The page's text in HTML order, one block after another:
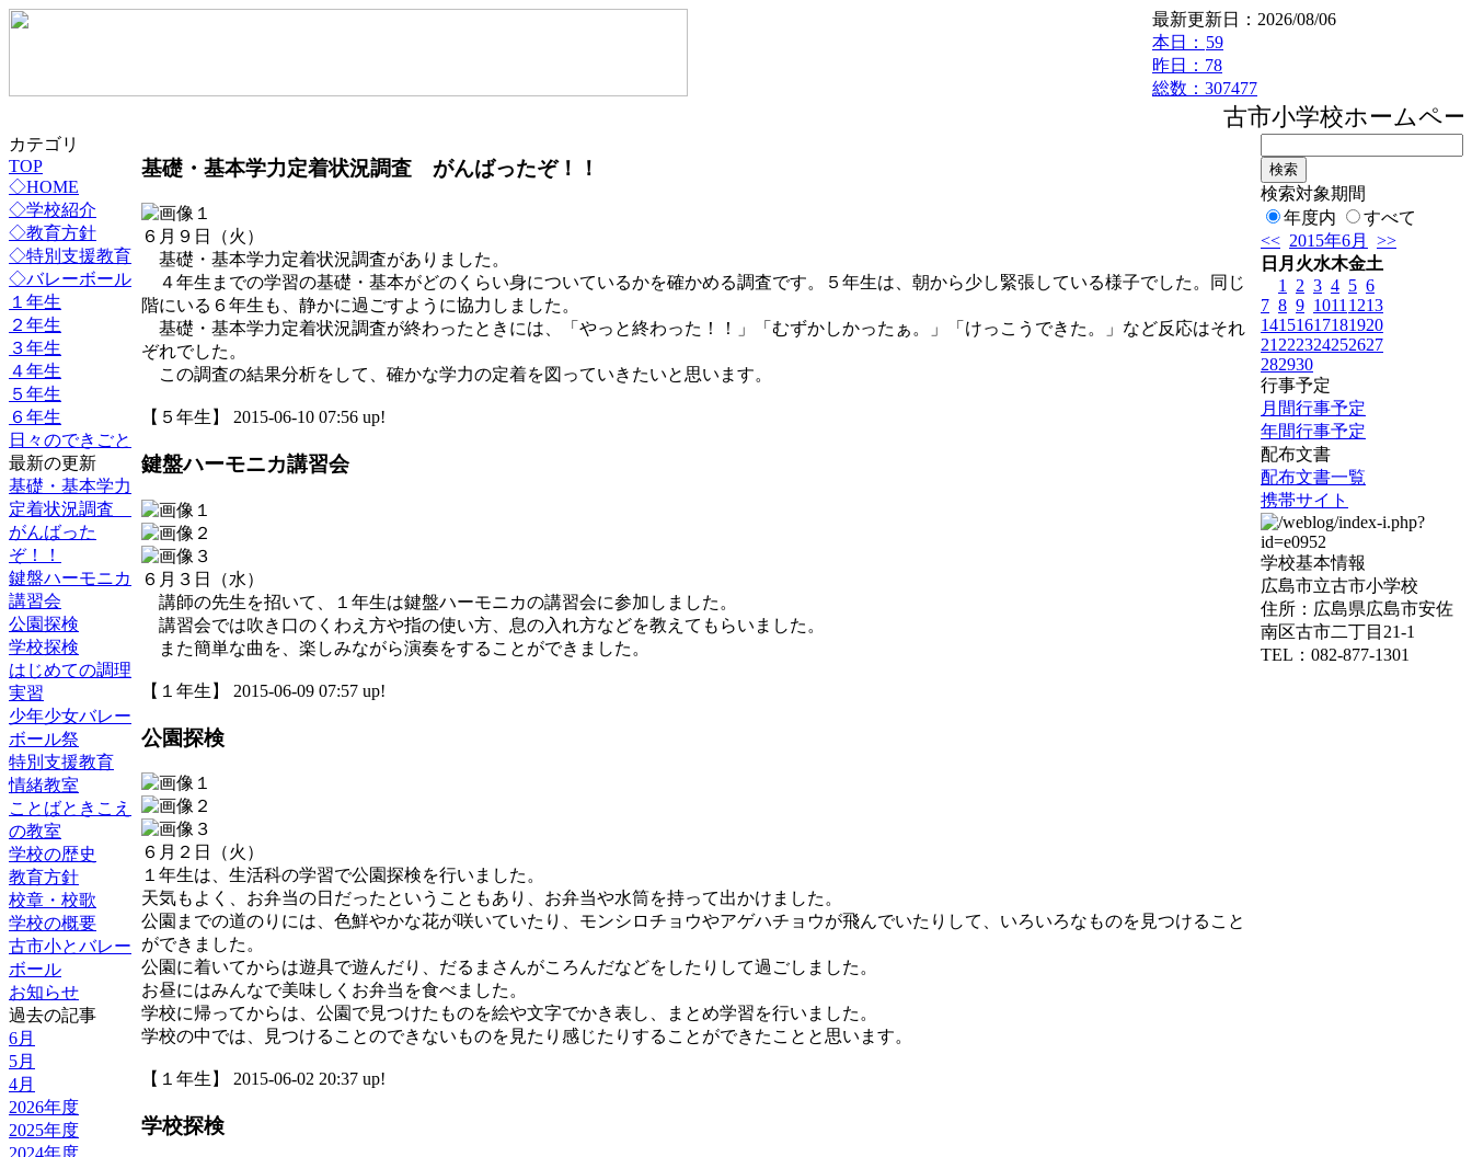
最新更新日：2026/08/06
本日： 59
昨日：78
総数：307477
古市小学校ホームペー
カテゴリ
TOP
◇HOME
◇学校紹介
◇教育方針
◇特別支援教育
◇バレーボール
１年生
２年生
３年生
４年生
５年生
６年生
日々のできごと
最新の更新
基礎・基本学力
定着状況調査
がんばった
ぞ！！
鍵盤ハーモニカ
講習会
公園探検
学校探検
はじめての調理
実習
少年少女バレー
ボール祭
特別支援教育
情緒教室
ことばときこえ
の教室
学校の歴史
教育方針
校章・校歌
学校の概要
古市小とバレー
ボール
お知らせ
過去の記事
6月
5月
4月
2026年度
2025年度
2024年度
基礎・基本学力定着状況調査 がんばったぞ！！
６月９日（火）
基礎・基本学力定着状況調査がありました。
４年生までの学習の基礎・基本がどのくらい身についているかを確かめる調査です。５年生は、朝から少し緊張している様子でした。同じ
階にいる６年生も、静かに過ごすように協力しました。
基礎・基本学力定着状況調査が終わったときには、「やっと終わった！！」「むずかしかったぁ。」「けっこうできた。」など反応はそれ
ぞれでした。
この調査の結果分析をして、確かな学力の定着を図っていきたいと思います。
【５年生】 2015-06-10 07:56 up!
鍵盤ハーモニカ講習会
６月３日（水）
講師の先生を招いて、１年生は鍵盤ハーモニカの講習会に参加しました。
講習会では吹き口のくわえ方や指の使い方、息の入れ方などを教えてもらいました。
また簡単な曲を、楽しみながら演奏をすることができました。
【１年生】 2015-06-09 07:57 up!
公園探検
６月２日（火）
１年生は、生活科の学習で公園探検を行いました。
天気もよく、お弁当の日だったということもあり、お弁当や水筒を持って出かけました。
公園までの道のりには、色鮮やかな花が咲いていたり、モンシロチョウやアゲハチョウが飛んでいたりして、いろいろなものを見つけること
ができました。
公園に着いてからは遊具で遊んだり、だるまさんがころんだなどをしたりして過ごしました。
お昼にはみんなで美味しくお弁当を食べました。
学校に帰ってからは、公園で見つけたものを絵や文字でかき表し、まとめ学習を行いました。
学校の中では、見つけることのできないものを見たり感じたりすることができたことと思います。
【１年生】 2015-06-02 20:37 up!
学校探検
検索対象期間
年度内
すべて
<< 2015年6月
>>
日 月 火水木金土
1
2 3 4 5 6
7 8 9 1011 1213
14151617181920
21 222324252627
282930
行事予定
月間行事予定
年間行事予定
配布文書
配布文書一覧
携帯サイト
学校基本情報
広島市立古市小学校
住所：広島県広島市安佐
南区古市二丁目21-1
TEL：082-877-1301